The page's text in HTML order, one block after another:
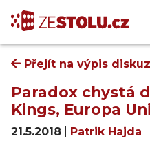
Přejít na výpis
Paradox chystá
Kings, Europa
21.5.2018 Patrik Hajda